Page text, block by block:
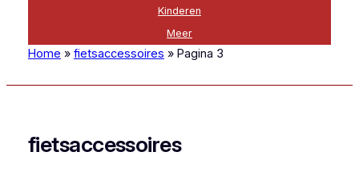
Kinderen
Meer
Home » fietsaccessoires »Pagina 3
fietsaccessoires